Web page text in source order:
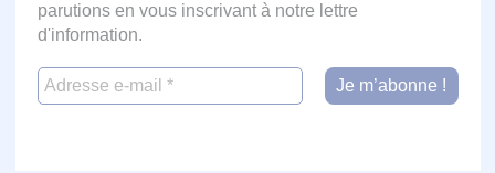
parutions en vous inscrivant à notre lettre
d'information.